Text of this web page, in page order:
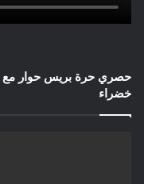
حصري حرة بريس حوار
خضراء